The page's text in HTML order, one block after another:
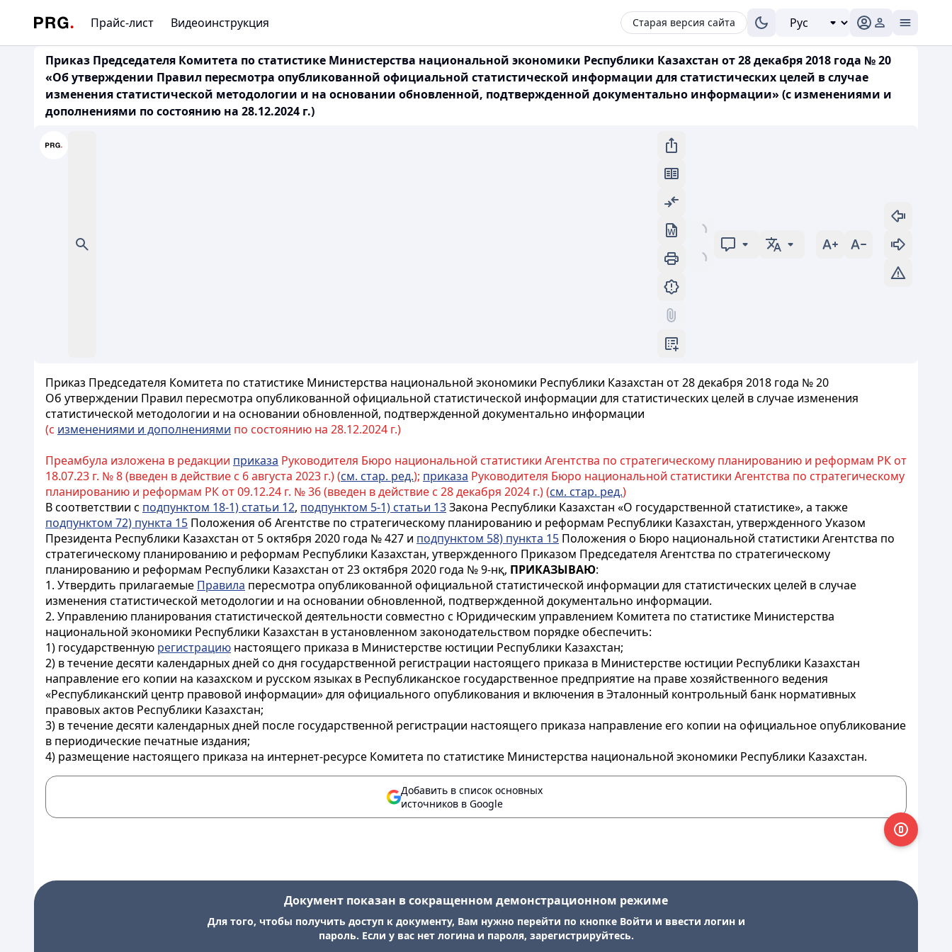
Прайс-лист Видеоинструкция Старая версия сайта
Приказ Председателя Комитета по статистике Министерства национальной экономики Республики Казахстан от 28 декабря 2018 года № 20
«Об утверждении Правил пересмотра опубликованной официальной статистической информации для статистических целей в случае
изменения статистической методологии и на основании обновленной, подтвержденной документально информации» (с изменениями и
дополнениями по состоянию на 28.12.2024 г.)
Приказ Председателя Комитета по статистике Министерства национальной экономики Республики Казахстан от 28 декабря 2018 года № 20
Об утверждении Правил пересмотра опубликованной официальной статистической информации для статистических целей в случае изменения
статистической методологии и на основании обновленной, подтвержденной документально информации
(с изменениями и дополнениями по состоянию на 28.12.2024 г.)
Преамбула изложена в редакции приказа Руководителя Бюро национальной статистики Агентства по стратегическому планированию и реформам РК от
18.07.23 г. № 8 (введен в действие с 6 августа 2023 г.) (см. стар. ред.); приказа Руководителя Бюро национальной статистики Агентства по стратегическому
планированию и реформам РК от 09.12.24 г. № 36 (введен в действие с 28 декабря 2024 г.) (см. стар. ред.)
В соответствии с подпунктом 18-1) статьи 12, подпунктом 5-1) статьи 13Закона Республики Казахстан «О государственной статистике», а также
подпунктом 72) пункта 15 Положения об Агентстве по стратегическому планированию и реформам Республики Казахстан, утвержденного Указом
Президента Республики Казахстан от 5 октября 2020 года № 427 и подпунктом 58) пункта 15 Положения о Бюро национальной статистики Агентства по
стратегическому планированию и реформам Республики Казахстан, утвержденного Приказом Председателя Агентства по стратегическому
планированию и реформам Республики Казахстан от 23 октября 2020 года № 9-нқ, ПРИКАЗЫВАЮ:
1. Утвердить прилагаемые Правила пересмотра опубликованной официальной статистической информации для статистических целей в случае
изменения статистической методологии и на основании обновленной, подтвержденной документально информации.
2. Управлению планирования статистической деятельности совместно с Юридическим управлением Комитета по статистике Министерства
национальной экономики Республики Казахстан в установленном законодательством порядке обеспечить:
1) государственную регистрацию настоящего приказа в Министерстве юстиции Республики Казахстан;
2) в течение десяти календарных дней со дня государственной регистрации настоящего приказа в Министерстве юстиции Республики Казахстан
направление его копии на казахском и русском языках в Республиканское государственное предприятие на праве хозяйственного ведения
«Республиканский центр правовой информации» для официального опубликования и включения в Эталонный контрольный банк нормативных
правовых актов Республики Казахстан;
3) в течение десяти календарных дней после государственной регистрации настоящего приказа направление его копии на официальное опубликование
в периодические печатные издания;
4) размещение настоящего приказа на интернет-ресурсе Комитета по статистике Министерства национальной экономики Республики Казахстан.
Добавить в список основных
источников в Google
Документ показан в сокращенном демонстрационном режиме
Для того, чтобы получить доступ к документу, Вам нужно перейти по кнопке Войти и ввести логин и
пароль. Если у вас нет логина и пароля, зарегистрируйтесь.